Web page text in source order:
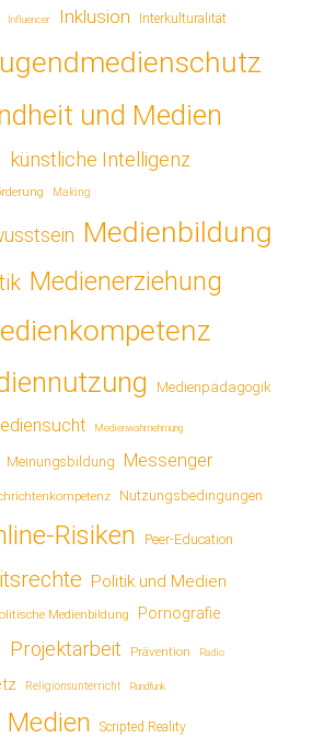
Influencer Inklusion Interkulturalität
und Medien
künstliche Intelligenz
Making
Medienbildung
Medienerziehung
Medienpädagogik
Medienwahrnehmung
Meinungsbildung Messenger
Nutzungsbedingungen
Risiken Peer-Education
Politik und Medien
Medienbildung Pornografie
Projektarbeit Prävention Radio
Religionsunterricht Rundfunk
Medien Scripted Reality